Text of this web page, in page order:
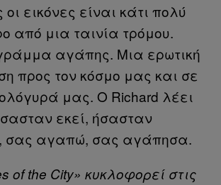
οι εικόνες είναι κάτι πολύ
από μια ταινία τρόμου.
αγάπης. Μια ερωτική
προς τον κόσμο μας και σε
μας. Ο Richard λέει
εκεί, ήσασταν
σας αγαπώ, σας αγάπησα.
of the City» κυκλοφορεί στις